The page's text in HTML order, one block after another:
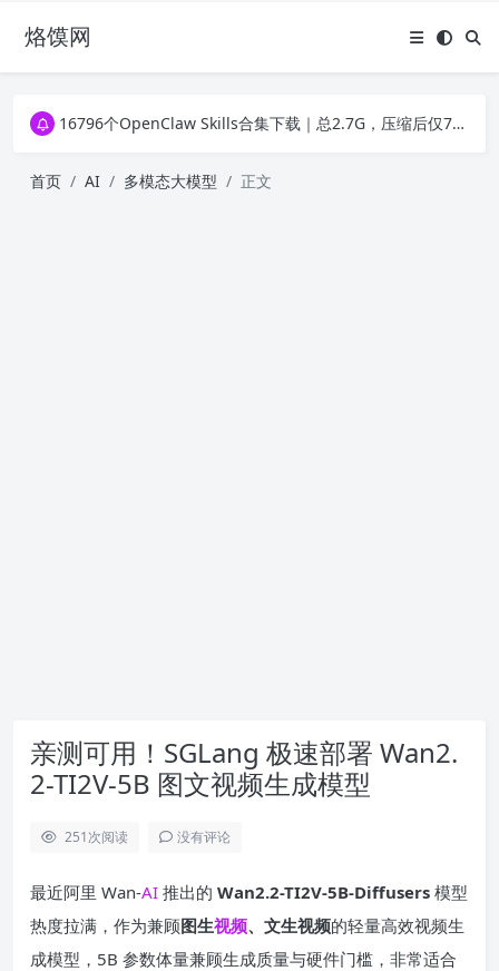
烙馍网
16796个OpenClaw Skills合集下载｜总2.7G，压缩后仅738M，覆盖全场景技能
16796个OpenClaw Skills合集下载｜总2.7G，压缩后仅738M，覆盖全场景技能
首页
AI 多模态大模型 正文
亲测可用！SGLang 极速部署 Wan2.
2-TI2V-5B 图文视频生成模型
251次阅读 没有评论
最近阿里 Wan-AI 推出的 Wan2.2-TI2V-5B-Diffusers 模型
热度拉满，作为兼顾图生视频、文生视频的轻量高效视频生
成模型，5B 参数体量兼顾生成质量与硬件门槛，非常适合